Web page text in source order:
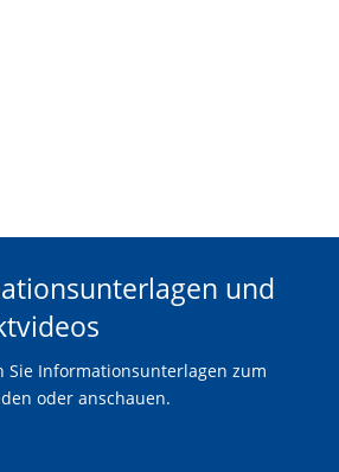
und
Sie Informationsunterlagen zum
oder anschauen.